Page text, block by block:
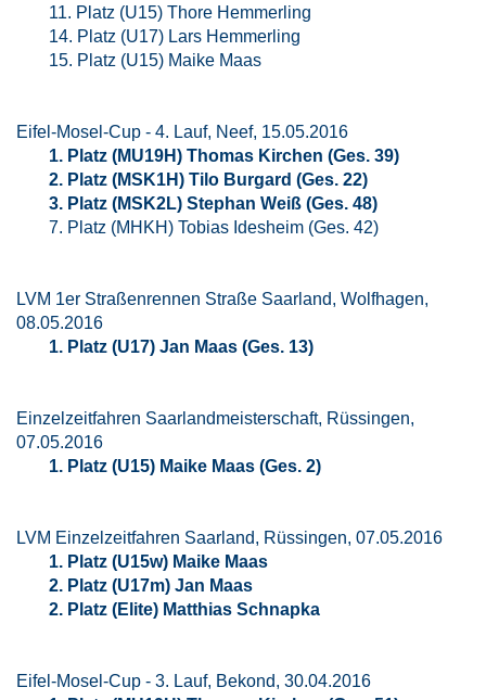
11. Platz (U15) Thore Hemmerling
14. Platz (U17) Lars Hemmerling
15. Platz (U15) Maike Maas
Eifel-Mosel-Cup - 4. Lauf, Neef, 15.05.2016
1. Platz (MU19H) Thomas Kirchen (Ges. 39)
2. Platz (MSK1H) Tilo Burgard (Ges. 22)
3. Platz (MSK2L) Stephan Weiß (Ges. 48)
7. Platz (MHKH) Tobias Idesheim (Ges. 42)
LVM 1er Straßenrennen Straße Saarland, Wolfhagen,
08.05.2016
1. Platz (U17) Jan Maas (Ges. 13)
Einzelzeitfahren Saarlandmeisterschaft, Rüssingen,
07.05.2016
1. Platz (U15) Maike Maas (Ges. 2)
LVM Einzelzeitfahren Saarland, Rüssingen, 07.05.2016
1. Platz (U15w) Maike Maas
2. Platz (U17m) Jan Maas
2. Platz (Elite) Matthias Schnapka
Eifel-Mosel-Cup - 3. Lauf, Bekond, 30.04.2016